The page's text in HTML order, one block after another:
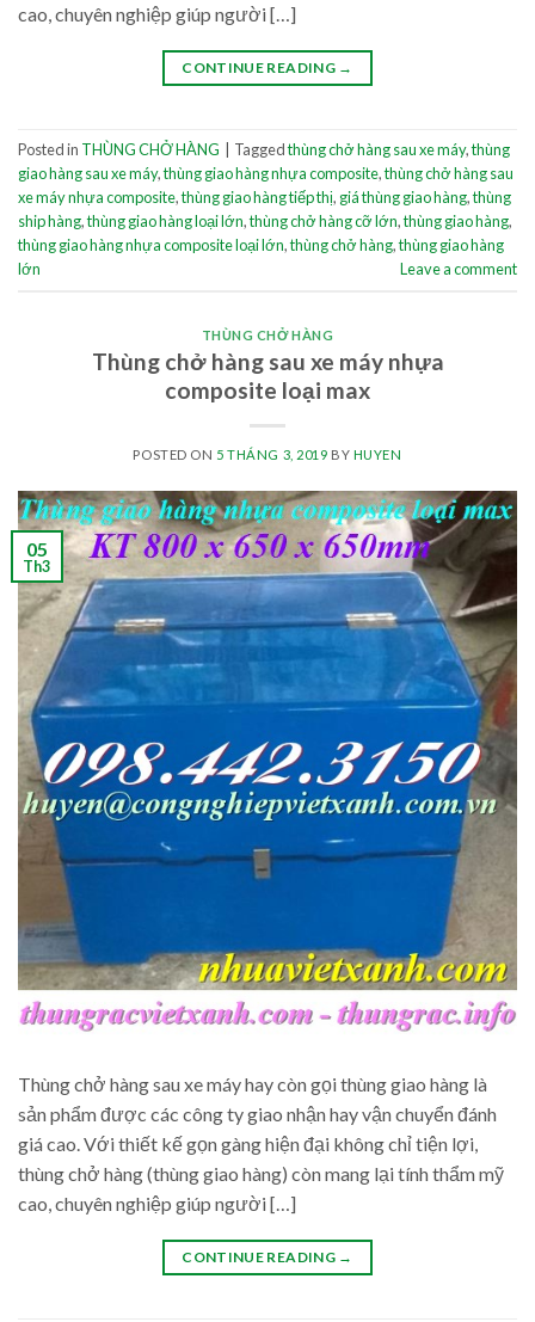
cao, chuyên nghiệp giúp người […]
CONTINUE READING →
Posted in THÙNG CHỞ HÀNG Taggedthùng chở hàng sau xe máy,thùng
giao hàng sau xe máy,thùng giao hàng nhựa composite,thùng chở hàng sau
xe máy nhựa composite,thùng giao hàng tiếp thị, giá thùng giao hàng,thùng
ship hàng,thùng giao hàng loại lớn,thùng chở hàng cỡ lớn,thùng giao hàng,
thùng giao hàng nhựa composite loại lớn,thùng chở hàng,thùng giao hàng
lớn
Leave a comment
THÙNG CHỞ HÀNG
Thùng chở hàng sau xe máy nhựa
composite loại max
POSTED ON 5 THÁNG 3, 2019 BY HUYEN
05
Th3
Thùng chở hàng sau xe máy hay còn gọi thùng giao hàng là
sản phẩm được các công ty giao nhận hay vận chuyển đánh
giá cao. Với thiết kế gọn gàng hiện đại không chỉ tiện lợi,
thùng chở hàng (thùng giao hàng) còn mang lại tính thẩm mỹ
cao, chuyên nghiệp giúp người […]
CONTINUE READING →